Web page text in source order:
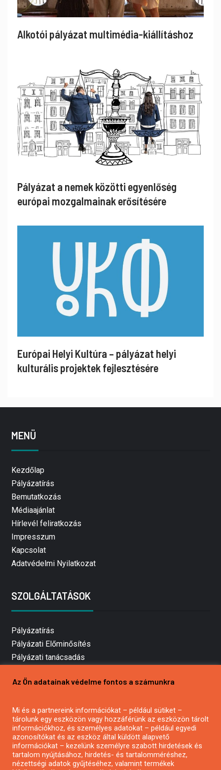
Alkotói pályázat multimédia-kiállításhoz
Pályázat a nemek közötti egyenlőség
európai mozgalmainak erősítésére
Európai Helyi Kultúra – pályázat helyi
kulturális projektek fejlesztésére
MENÜ
Kezdőlap
Pályázatírás
Bemutatkozás
Médiaajánlat
Hírlevél feliratkozás
Impresszum
Kapcsolat
Adatvédelmi Nyilatkozat
SZOLGÁLTATÁSOK
Pályázatírás
Pályázati Előminősítés
Pályázati tanácsadás
Mezőgazdasági pályázatírás
Pályázatírás civil szervezeteknek
Pályázatírás önkormányzatoknak
Pályázatfigyelés
Specifikus pályázatfigyelés vagy hírlevél
Az Ön adatainak védelme fontos a számunkra
Mi és a partnereink információkat – például sütiket –
tárolunk egy eszközön vagy hozzáférünk az eszközön tárolt
információkhoz, és személyes adatokat – például egyedi
azonosítókat és az eszköz által küldött alapvető
információkat – kezelünk személyre szabott hirdetések és
tartalom nyújtásához, hirdetés- és tartalomméréshez,
nézettségi adatok gyűjtéséhez, valamint termékek